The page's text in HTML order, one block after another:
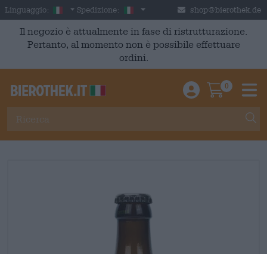
Skip to main content
Linguaggio: Italian
Spedizione: Italia shop@bierothek.de
Il negozio è attualmente in fase di ristrutturazione.
Pertanto, al momento non è possibile effettuare
ordini.
Einloggen /
0